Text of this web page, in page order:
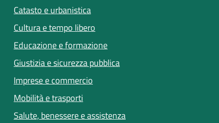
Catasto e urbanistica
Cultura e tempo libero
Educazione e formazione
Giustizia e sicurezza pubblica
Imprese e commercio
Mobilità e trasporti
Salute, benessere e assistenza